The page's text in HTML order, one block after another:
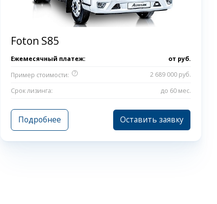
Foton S85
Ежемесячный платеж: от руб.
Пример стоимости:
?
2 689 000 руб.
Срок лизинга:
до 60 мес.
Подробнее Оставить заявку